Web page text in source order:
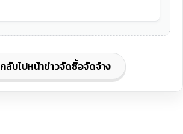
กลับไปหน้าข่าวจัดซื้อจัดจ้าง